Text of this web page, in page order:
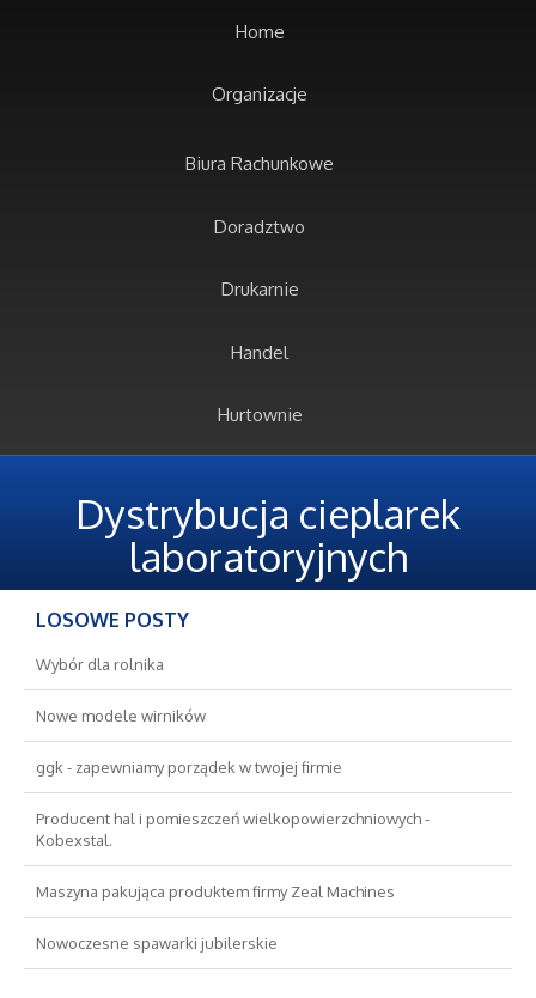
Home
Organizacje
Biura Rachunkowe
Doradztwo
Drukarnie
Handel
Hurtownie
Oferty Pracy
Banki, Przelewy, Waluty, Kantory
Wykończenia
Projektowanie
Dystrybucja cieplarek
laboratoryjnych
LOSOWE POSTY
Wybór dla rolnika
Nowe modele wirników
ggk - zapewniamy porządek w twojej firmie
Producent hal i pomieszczeń wielkopowierzchniowych -
Kobexstal.
Maszyna pakująca produktem firmy Zeal Machines
Nowoczesne spawarki jubilerskie